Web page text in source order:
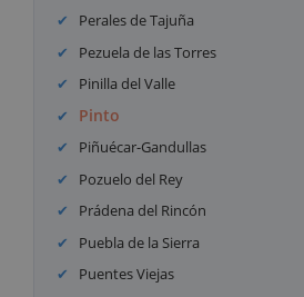
Perales de Tajuña
Pezuela de las Torres
Pinilla del Valle
Pinto
Piñuécar-Gandullas
Pozuelo del Rey
Prádena del Rincón
Puebla de la Sierra
Puentes Viejas